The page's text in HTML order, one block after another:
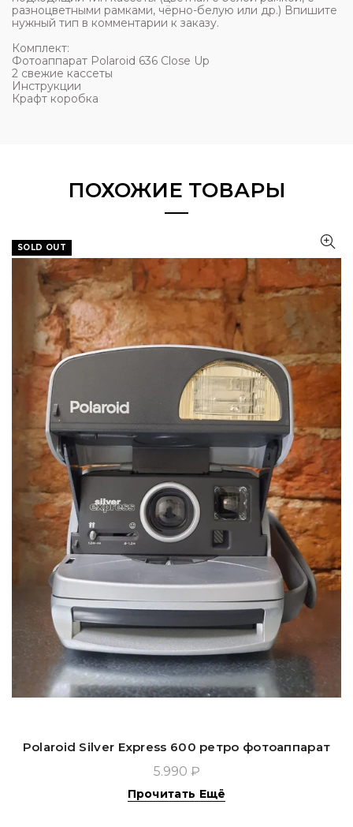
разноцветными рамками, чёрно-белую или др.) Впишите
нужный тип в комментарии к заказу.
Комплект:
Фотоаппарат Polaroid 636 Close Up
2 свежие кассеты
Инструкции
Крафт коробка
ПОХОЖИЕ ТОВАРЫ
SOLD OUT
Polaroid Silver Express 600 ретро фотоаппарат
5.990 ₽
Прочитать Ещё